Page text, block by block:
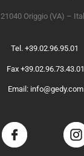
21040 Origgio (VA) –
Tel. +39.02.96.95.01
Fax +39.02.96.73.43.01
Email: info@gedy.com